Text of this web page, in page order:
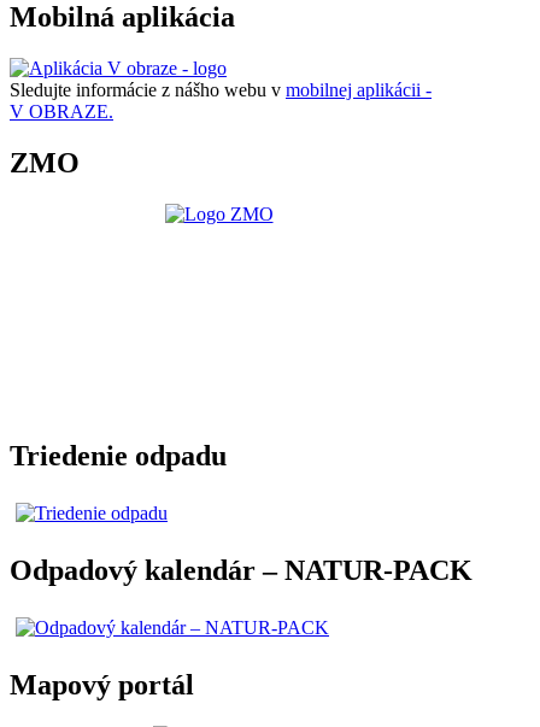
Mobilná aplikácia
Sledujte informácie z nášho webu v mobilnej aplikácii -
V OBRAZE.
ZMO
Triedenie odpadu
Odpadový kalendár – NATUR-PACK
Mapový portál